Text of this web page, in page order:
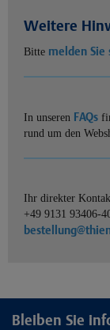
Weitere
Bitte melden Sie
In unseren FAQs
rund um den
Ihr direkter
+49 9131 93406-
Bleiben Sie